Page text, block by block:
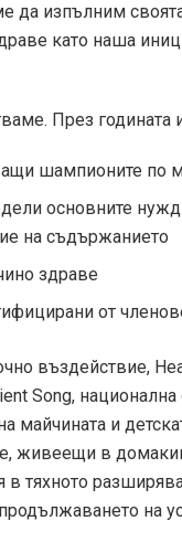
да изпълним
като наша
През годината
шампионите
основните
на съдържанието
здраве
от
въздействие,
Song,
майчината и
живеещи в
тяхното
на